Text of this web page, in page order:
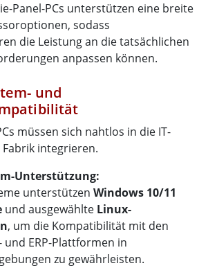
Panel-PCs unterstützen eine breite
sodass
die Leistung an die tatsächlichen
anpassen können.
und
müssen sich nahtlos in die IT-
integrieren.
Unterstützung:
unterstützen Windows 10/11
und ausgewählte Linux-
, um die Kompatibilität mit den
und ERP-Plattformen in
zu gewährleisten.